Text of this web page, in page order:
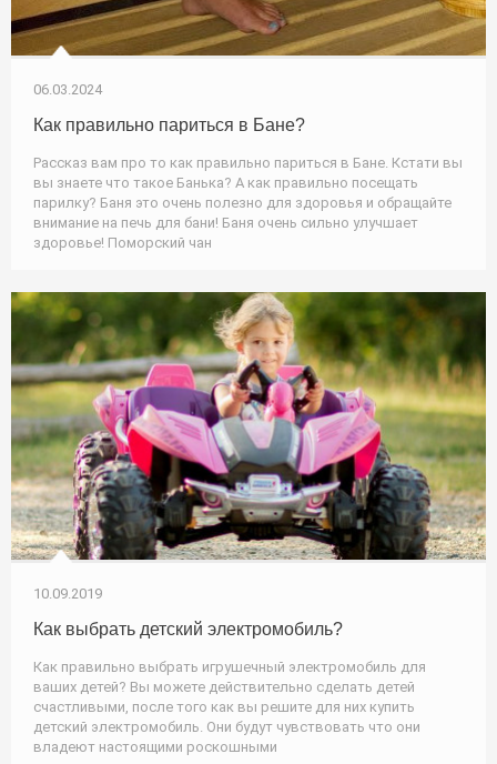
06.03.2024
Как правильно париться в Бане?
Рассказ вам про то как правильно париться в Бане. Кстати вы
вы знаете что такое Банька? А как правильно посещать
парилку? Баня это очень полезно для здоровья и обращайте
внимание на печь для бани! Баня очень сильно улучшает
здоровье! Поморский чан
10.09.2019
Как выбрать детский электромобиль?
Как правильно выбрать игрушечный электромобиль для
ваших детей? Вы можете действительно сделать детей
счастливыми, после того как вы решите для них купить
детский электромобиль. Они будут чувствовать что они
владеют настоящими роскошными